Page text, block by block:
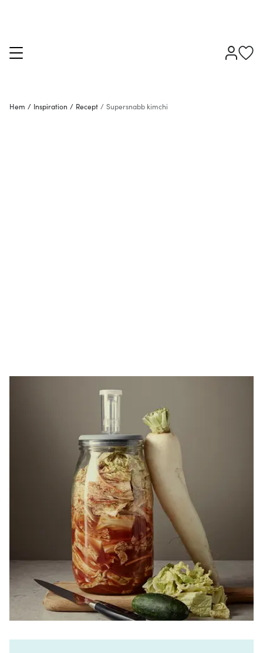
Hem / Inspiration / Recept / Supersnabb kimchi